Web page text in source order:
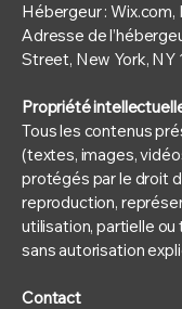
Hébergeur : Wix.com,
Adresse de
Street, New York, NY
Propriété
Tous les contenus
(textes, images,
protégés par le droit
reproduction,
utilisation, partielle
sans autorisation
Contact